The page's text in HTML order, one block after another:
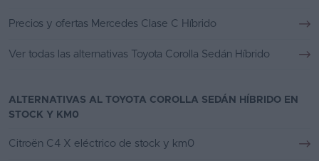
Precios y ofertas Mercedes Clase C Híbrido
Ver todas las alternativas Toyota Corolla Sedán Híbrido
ALTERNATIVAS AL TOYOTA COROLLA SEDÁN HÍBRIDO EN
STOCK Y KM0
Citroën C4 X eléctrico de stock y km0